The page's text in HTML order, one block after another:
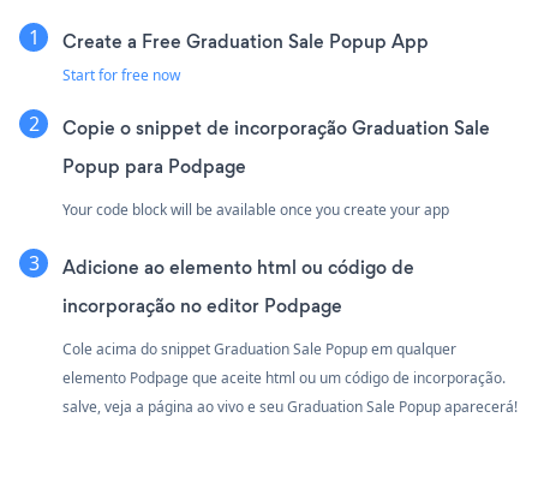
Create a Free Graduation Sale Popup App
Start for free now
Copie o snippet de incorporação Graduation Sale
Popup para Podpage
Your code block will be available once you create your app
Adicione ao elemento html ou código de
incorporação no editor Podpage
Cole acima do snippet Graduation Sale Popup em qualquer
elemento Podpage que aceite html ou um código de incorporação.
salve, veja a página ao vivo e seu Graduation Sale Popup aparecerá!